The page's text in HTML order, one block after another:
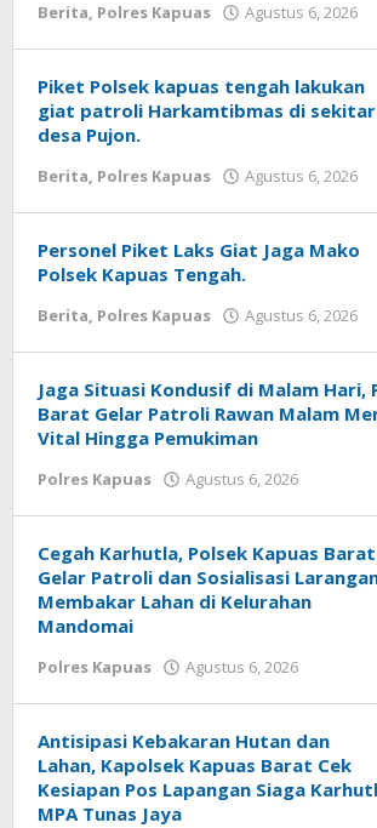
Berita, Polres Kapuas Agustus 6, 2026
Piket Polsek kapuas tengah lakukan
giat patroli Harkamtibmas di sekitar
desa Pujon.
Berita, Polres Kapuas Agustus 6, 2026
‎Personel Piket Laks Giat Jaga Mako
Polsek Kapuas Tengah.
Berita, Polres Kapuas Agustus 6, 2026
Jaga Situasi Kondusif di Malam Hari,
Barat Gelar Patroli Rawan Malam
Vital Hingga Pemukiman
Polres Kapuas Agustus 6, 2026
Cegah Karhutla, Polsek Kapuas Barat
Gelar Patroli dan Sosialisasi
Membakar Lahan di Kelurahan
Mandomai
Polres Kapuas Agustus 6, 2026
Antisipasi Kebakaran Hutan dan
Lahan, Kapolsek Kapuas Barat Cek
Kesiapan Pos Lapangan Siaga
MPA Tunas Jaya